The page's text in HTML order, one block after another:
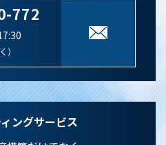
772
）
ングサービス